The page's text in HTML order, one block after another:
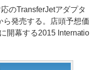
のTransferJetアダプタ
ら発売する。店頭予想価
開幕する2015 Internatio